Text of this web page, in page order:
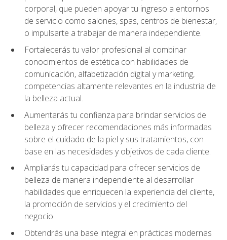
corporal, que pueden apoyar tu ingreso a entornos
de servicio como salones, spas, centros de bienestar,
o impulsarte a trabajar de manera independiente.
Fortalecerás tu valor profesional al combinar
conocimientos de estética con habilidades de
comunicación, alfabetización digital y marketing,
competencias altamente relevantes en la industria de
la belleza actual.
Aumentarás tu confianza para brindar servicios de
belleza y ofrecer recomendaciones más informadas
sobre el cuidado de la piel y sus tratamientos, con
base en las necesidades y objetivos de cada cliente.
Ampliarás tu capacidad para ofrecer servicios de
belleza de manera independiente al desarrollar
habilidades que enriquecen la experiencia del cliente,
la promoción de servicios y el crecimiento del
negocio.
Obtendrás una base integral en prácticas modernas